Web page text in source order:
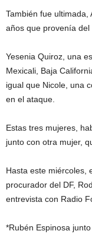
También fue
años que provenía del
Yesenia Quiroz, una
Mexicali, Baja
igual que Nicole, una
en el ataque.
Estas tres mujeres,
junto con otra mujer,
Hasta este miércoles,
procurador del DF,
entrevista con Radio
*Rubén Espinosa